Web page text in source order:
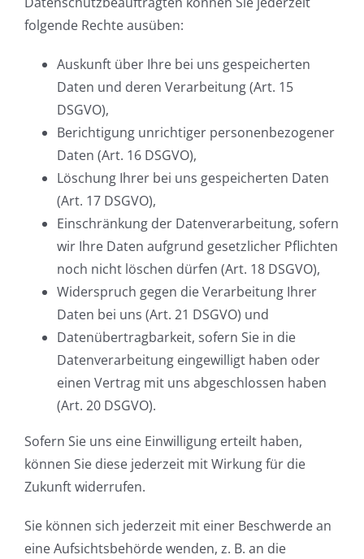
folgende Rechte ausüben:
Auskunft über Ihre bei uns gespeicherten
Daten und deren Verarbeitung (Art. 15
DSGVO),
Berichtigung unrichtiger personenbezogener
Daten (Art. 16 DSGVO),
Löschung Ihrer bei uns gespeicherten Daten
(Art. 17 DSGVO),
Einschränkung der Datenverarbeitung, sofern
wir Ihre Daten aufgrund gesetzlicher Pflichten
noch nicht löschen dürfen (Art. 18 DSGVO),
Widerspruch gegen die Verarbeitung Ihrer
Daten bei uns (Art. 21 DSGVO) und
Datenübertragbarkeit, sofern Sie in die
Datenverarbeitung eingewilligt haben oder
einen Vertrag mit uns abgeschlossen haben
(Art. 20 DSGVO).
Sofern Sie uns eine Einwilligung erteilt haben,
können Sie diese jederzeit mit Wirkung für die
Zukunft widerrufen.
Sie können sich jederzeit mit einer Beschwerde an
eine Aufsichtsbehörde wenden, z. B. an die